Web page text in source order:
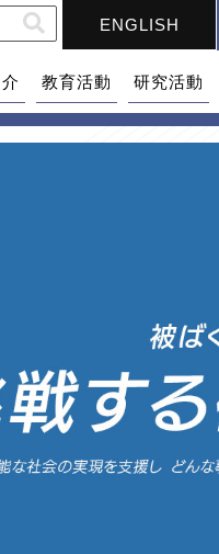
ENGLISH
教育活動 研究活動